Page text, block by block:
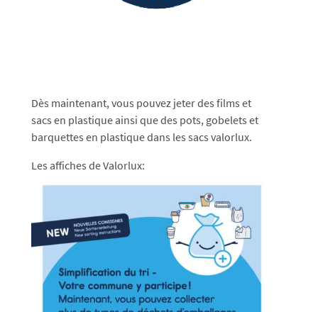
Dès maintenant, vous pouvez jeter des films et
sacs en plastique ainsi que des pots, gobelets et
barquettes en plastique dans les sacs valorlux.
Les affiches de Valorlux: